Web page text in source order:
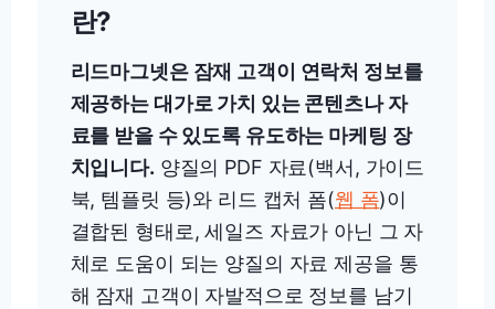
란?
리드마그넷은 잠재 고객이 연락처 정보를
제공하는 대가로 가치 있는 콘텐츠나 자
료를 받을 수 있도록 유도하는 마케팅 장
치입니다. 양질의 PDF 자료(백서, 가이드
북, 템플릿 등)와 리드 캡처 폼(웹 폼)이
결합된 형태로, 세일즈 자료가 아닌 그 자
체로 도움이 되는 양질의 자료 제공을 통
해 잠재 고객이 자발적으로 정보를 남기